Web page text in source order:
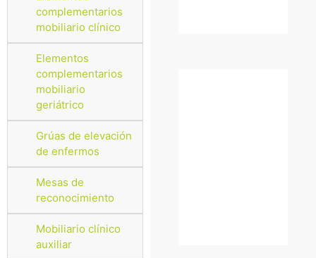
complementarios
mobiliario clínico
Elementos
complementarios
mobiliario
geriátrico
Grúas de elevación
de enfermos
Mesas de
reconocimiento
Mobiliario clínico
auxiliar